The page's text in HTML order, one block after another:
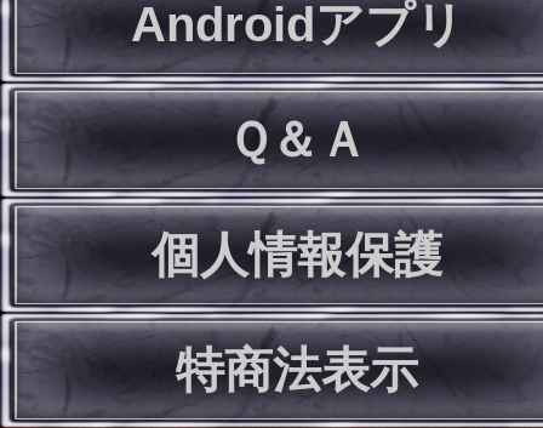
Androidアプリ
Ｑ＆Ａ
個人情報保護
特商法表示